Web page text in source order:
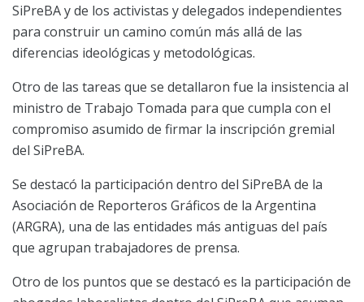
SiPreBA y de los activistas y delegados independientes
para construir un camino común más allá de las
diferencias ideológicas y metodológicas.
Otro de las tareas que se detallaron fue la insistencia al
ministro de Trabajo Tomada para que cumpla con el
compromiso asumido de firmar la inscripción gremial
del SiPreBA.
Se destacó la participación dentro del SiPreBA de la
Asociación de Reporteros Gráficos de la Argentina
(ARGRA), una de las entidades más antiguas del país
que agrupan trabajadores de prensa.
Otro de los puntos que se destacó es la participación de